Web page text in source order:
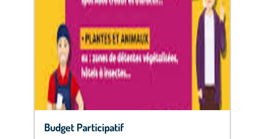
Budget Participatif